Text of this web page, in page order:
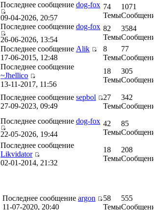
Последнее сообщение dog-fox
09-04-2026, 20:57
74
Темы
1071
Последнее сообщение dog-fox
26-06-2026, 13:54
82
Темы
3584
Последнее сообщение Alik
17-06-2015, 12:48
8
Темы
77
Последнее сообщение
~Jhellico
13-11-2017, 11:56
18
Темы
305
Последнее сообщение sepbol
27-09-2023, 09:49
27
Темы
342
Последнее сообщение dog-fox
22-05-2026, 19:44
42
Темы
85
Последнее сообщение
Likvidator
02-01-2014, 21:32
18
Темы
208
Последнее сообщение argon
11-07-2020, 20:40
58
Темы
555